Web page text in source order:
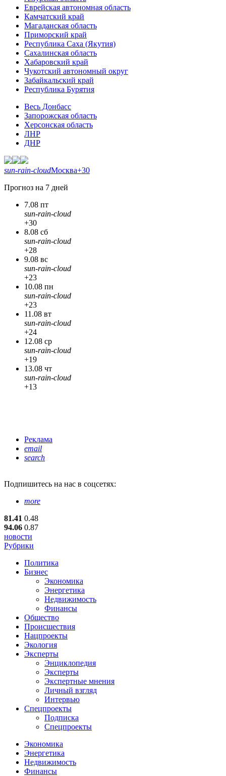
Еврейская автономная область
Камчатский край
Магаданская область
Приморский край
Республика Саха (Якутия)
Сахалинская область
Хабаровский край
Чукотский автономный округ
Забайкальский край
Республика Бурятия
Весь Донбасс
Запорожская область
Херсонская область
ЛНР
ДНР
sun-rain-cloudМосква+30
Прогноз на 7 дней
7.08 пт
sun-rain-cloud
+30
8.08 сб
sun-rain-cloud
+28
9.08 вс
sun-rain-cloud
+23
10.08 пн
sun-rain-cloud
+23
11.08 вт
sun-rain-cloud
+24
12.08 ср
sun-rain-cloud
+19
13.08 чт
sun-rain-cloud
+13
Реклама
email
search
Подпишитесь на нас в соцсетях:
more
81.41 0.48
94.06 0.87
новости
Рубрики
Политика
Бизнес
Экономика
Энергетика
Недвижимость
Финансы
Общество
Происшествия
Нацпроекты
Экология
Эксперты
Энциклопедия
Эксперты
Экспертные мнения
Личный взгляд
Интервью
Спецпроекты
Подписка
Спецпроекты
Экономика
Энергетика
Недвижимость
Финансы